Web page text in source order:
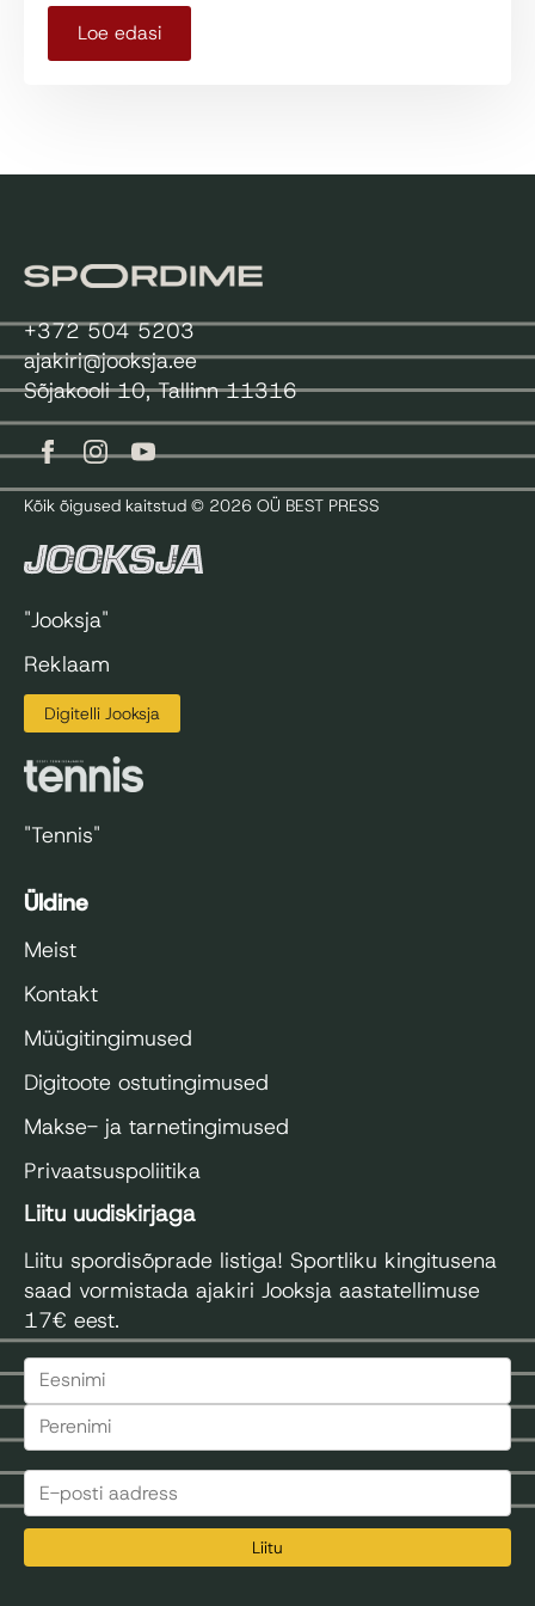
Loe edasi
+372 504 5203
ajakiri@jooksja.ee
Sõjakooli 10, Tallinn 11316
Kõik õigused kaitstud © 2026 OÜ BEST PRESS
"Jooksja"
Reklaam
Digitelli Jooksja
"Tennis"
Üldine
Meist
Kontakt
Müügitingimused
Digitoote ostutingimused
Makse- ja tarnetingimused
Privaatsuspoliitika
Liitu uudiskirjaga
Liitu spordisõprade listiga! Sportliku kingitusena
saad vormistada ajakiri Jooksja aastatellimuse
17€ eest.
Liitu